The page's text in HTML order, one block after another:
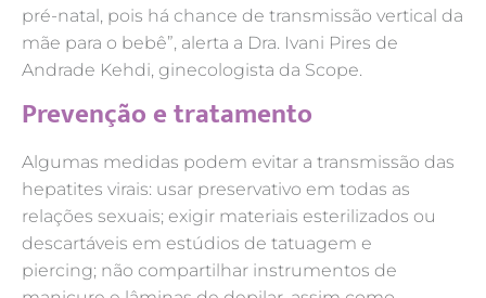
pré-natal, pois há chance de transmissão vertical da
mãe para o bebê”, alerta a Dra. Ivani Pires de
Andrade Kehdi, ginecologista da Scope.
Prevenção e tratamento
Algumas medidas podem evitar a transmissão das
hepatites virais: usar preservativo em todas as
relações sexuais; exigir materiais esterilizados ou
descartáveis em estúdios de tatuagem e
piercing; não compartilhar instrumentos de